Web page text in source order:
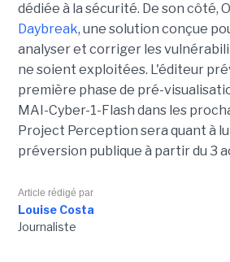
dédiée à la sécurité. De son côté,
Daybreak, une solution conçue
analyser et corriger les
ne soient exploitées. L'éditeur
première phase de pré-
MAI-Cyber-1-Flash dans les
Project Perception sera quant à
préversion publique à partir du 3
Article rédigé par
Louise Costa
Journaliste